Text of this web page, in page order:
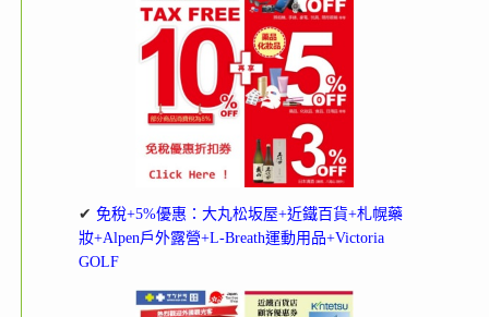
✔ 免稅+5%優惠：大丸松坂屋+近鐵百貨+札幌藥
妝+Alpen戶外露營+L-Breath運動用品+Victoria
GOLF